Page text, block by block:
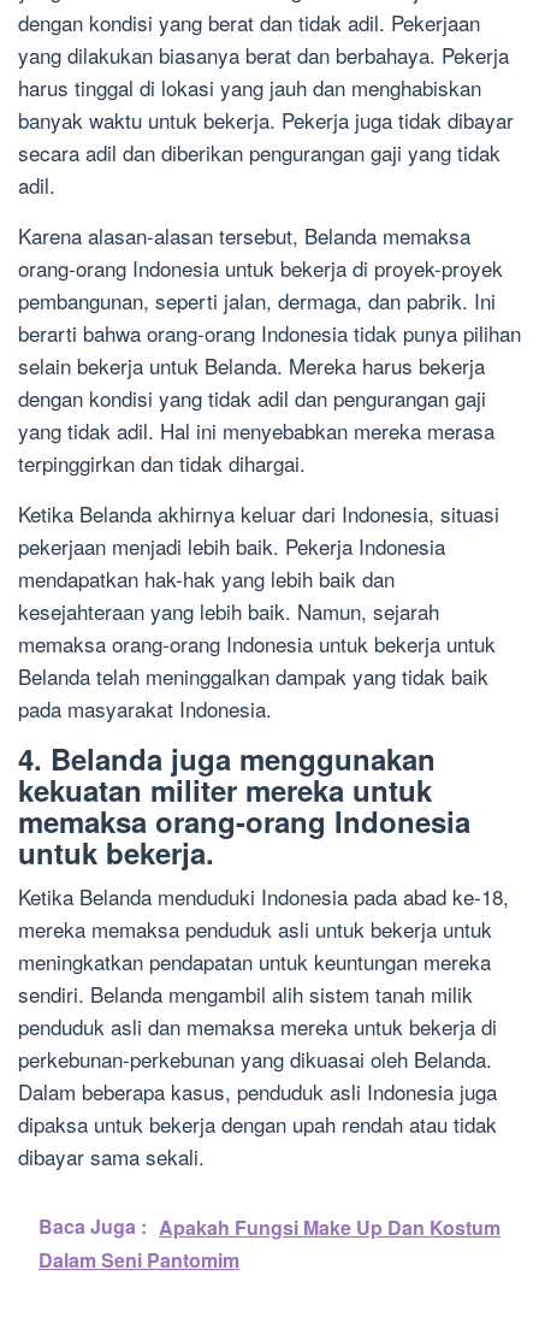
dengan kondisi yang berat dan tidak adil. Pekerjaan
yang dilakukan biasanya berat dan berbahaya. Pekerja
harus tinggal di lokasi yang jauh dan menghabiskan
banyak waktu untuk bekerja. Pekerja juga tidak dibayar
secara adil dan diberikan pengurangan gaji yang tidak
adil.
Karena alasan-alasan tersebut, Belanda memaksa
orang-orang Indonesia untuk bekerja di proyek-proyek
pembangunan, seperti jalan, dermaga, dan pabrik. Ini
berarti bahwa orang-orang Indonesia tidak punya pilihan
selain bekerja untuk Belanda. Mereka harus bekerja
dengan kondisi yang tidak adil dan pengurangan gaji
yang tidak adil. Hal ini menyebabkan mereka merasa
terpinggirkan dan tidak dihargai.
Ketika Belanda akhirnya keluar dari Indonesia, situasi
pekerjaan menjadi lebih baik. Pekerja Indonesia
mendapatkan hak-hak yang lebih baik dan
kesejahteraan yang lebih baik. Namun, sejarah
memaksa orang-orang Indonesia untuk bekerja untuk
Belanda telah meninggalkan dampak yang tidak baik
pada masyarakat Indonesia.
4. Belanda juga menggunakan
kekuatan militer mereka untuk
memaksa orang-orang Indonesia
untuk bekerja.
Ketika Belanda menduduki Indonesia pada abad ke-18,
mereka memaksa penduduk asli untuk bekerja untuk
meningkatkan pendapatan untuk keuntungan mereka
sendiri. Belanda mengambil alih sistem tanah milik
penduduk asli dan memaksa mereka untuk bekerja di
perkebunan-perkebunan yang dikuasai oleh Belanda.
Dalam beberapa kasus, penduduk asli Indonesia juga
dipaksa untuk bekerja dengan upah rendah atau tidak
dibayar sama sekali.
Baca Juga : Apakah Fungsi Make Up Dan Kostum
Dalam Seni Pantomim